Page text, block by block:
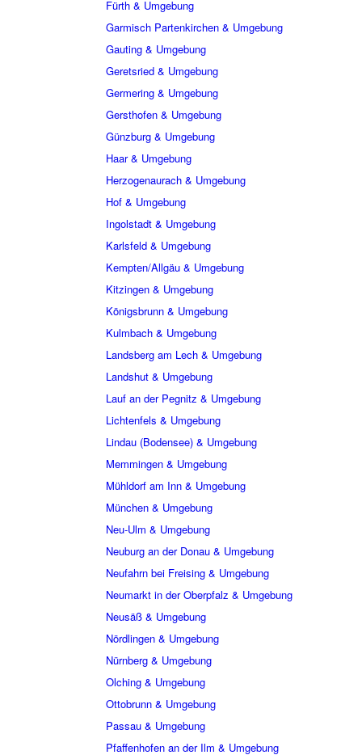
Fürth & Umgebung
Garmisch Partenkirchen & Umgebung
Gauting & Umgebung
Geretsried & Umgebung
Germering & Umgebung
Gersthofen & Umgebung
Günzburg & Umgebung
Haar & Umgebung
Herzogenaurach & Umgebung
Hof & Umgebung
Ingolstadt & Umgebung
Karlsfeld & Umgebung
Kempten/Allgäu & Umgebung
Kitzingen & Umgebung
Königsbrunn & Umgebung
Kulmbach & Umgebung
Landsberg am Lech & Umgebung
Landshut & Umgebung
Lauf an der Pegnitz & Umgebung
Lichtenfels & Umgebung
Lindau (Bodensee) & Umgebung
Memmingen & Umgebung
Mühldorf am Inn & Umgebung
München & Umgebung
Neu-Ulm & Umgebung
Neuburg an der Donau & Umgebung
Neufahrn bei Freising & Umgebung
Neumarkt in der Oberpfalz & Umgebung
Neusäß & Umgebung
Nördlingen & Umgebung
Nürnberg & Umgebung
Olching & Umgebung
Ottobrunn & Umgebung
Passau & Umgebung
Pfaffenhofen an der Ilm & Umgebung